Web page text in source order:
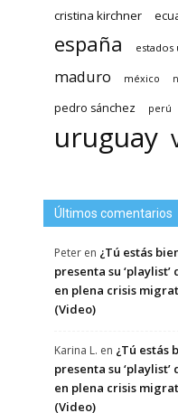
cristina kirchner
españa estados
maduro méxico
pedro sánchez perú
uruguay
Últimos comentarios
Peter en ¿Tú estás
presenta su
en plena crisis
(Video)
Karina L. en ¿Tú estás
presenta su
en plena crisis
(Video)